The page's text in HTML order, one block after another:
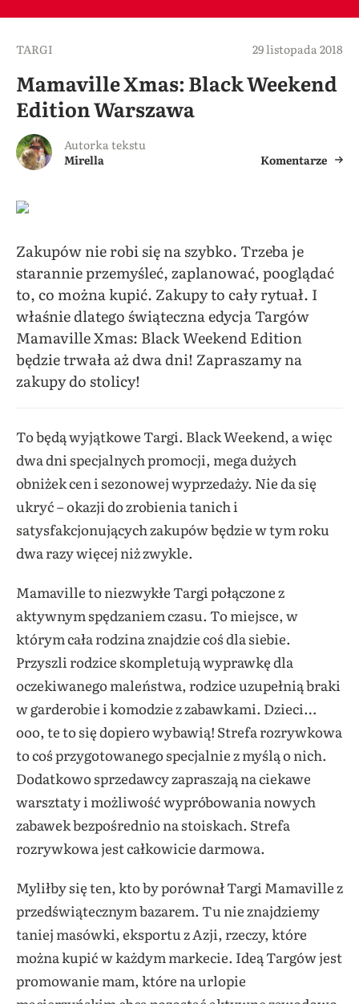
TARGI 29 listopada 2018
Mamaville Xmas: Black Weekend
Edition Warszawa
Autorka tekstu
Mirella
Komentarze
Zakupów nie robi się na szybko. Trzeba je
starannie przemyśleć, zaplanować, pooglądać
to, co można kupić. Zakupy to cały rytuał. I
właśnie dlatego świąteczna edycja Targów
Mamaville Xmas: Black Weekend Edition
będzie trwała aż dwa dni! Zapraszamy na
zakupy do stolicy!
To będą wyjątkowe Targi. Black Weekend, a więc
dwa dni specjalnych promocji, mega dużych
obniżek cen i sezonowej wyprzedaży. Nie da się
ukryć – okazji do zrobienia tanich i
satysfakcjonujących zakupów będzie w tym roku
dwa razy więcej niż zwykle.
Mamaville to niezwykłe Targi połączone z
aktywnym spędzaniem czasu. To miejsce, w
którym cała rodzina znajdzie coś dla siebie.
Przyszli rodzice skompletują wyprawkę dla
oczekiwanego maleństwa, rodzice uzupełnią braki
w garderobie i komodzie z zabawkami. Dzieci…
ooo, te to się dopiero wybawią! Strefa rozrywkowa
to coś przygotowanego specjalnie z myślą o nich.
Dodatkowo sprzedawcy zapraszają na ciekawe
warsztaty i możliwość wypróbowania nowych
zabawek bezpośrednio na stoiskach. Strefa
rozrywkowa jest całkowicie darmowa.
Myliłby się ten, kto by porównał Targi Mamaville z
przedświątecznym bazarem. Tu nie znajdziemy
taniej masówki, eksportu z Azji, rzeczy, które
można kupić w każdym markecie. Ideą Targów jest
promowanie mam, które na urlopie